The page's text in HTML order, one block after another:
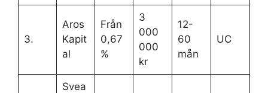
3.
Aros
Kapit
al
Från
0,67
%
3
000
000
kr
12-
60
mån
UC
Svea